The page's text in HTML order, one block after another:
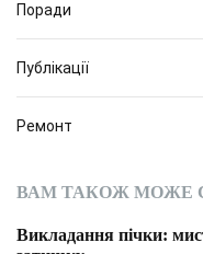
Поради
Публікації
Ремонт
ВАМ ТАКОЖ МОЖЕ
Викладання пічки: